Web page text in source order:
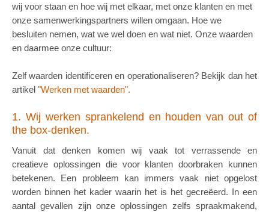
wij voor staan en hoe wij met elkaar, met onze klanten en met
onze samenwerkingspartners willen omgaan. Hoe we
besluiten nemen, wat we wel doen en wat niet. Onze waarden
en daarmee onze cultuur:
Zelf waarden identificeren en operationaliseren? Bekijk dan het
artikel "Werken met waarden".
1. Wij werken sprankelend en houden van out of
the box-denken.
Vanuit dat denken komen wij vaak tot verrassende en
creatieve oplossingen die voor klanten doorbraken kunnen
betekenen. Een probleem kan immers vaak niet opgelost
worden binnen het kader waarin het is het gecreëerd. In een
aantal gevallen zijn onze oplossingen zelfs spraakmakend,